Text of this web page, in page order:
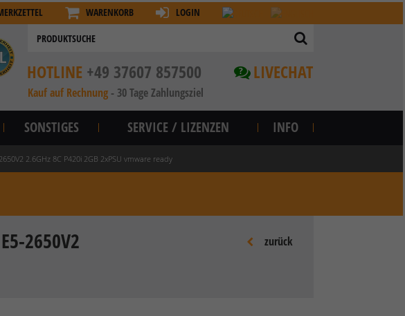
WARENKORB LOGIN
? LIVECHAT
HOTLINE +49 37607 857500
Kauf auf Rechnung - 30 Tage Zahlungsziel
SONSTIGES SERVICE / LIZENZEN INFO
2.6GHz 8C P420i 2GB 2xPSU vmware ready
zurück
2650V2